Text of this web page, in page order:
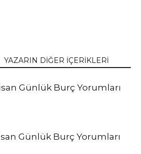
YAZARIN DİĞER İÇERİKLERİ
Günlük Burç Yorumları
Günlük Burç Yorumları